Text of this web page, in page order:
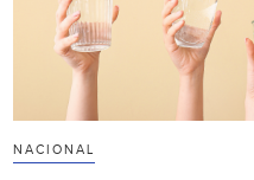
NACIONAL